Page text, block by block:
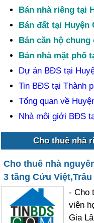
Bán nhà riêng tại
Bán đất tại Huyện
Bán căn hộ
Bán nhà mặt phố
Dự án BĐS tại
Tin BĐS tại Thành
Tổng quan về
Nhà môi giới BĐS
Cho thuê nhà
Cho thuê nhà
3 tầng Cửu
- Cho
viên
Gia